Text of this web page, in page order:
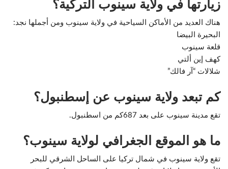
هناك العديد من الأماكن السياحية في ولاية سينوب ومن أجملها نجد:
البحيرة البيضا
قلعة سينوب
كهف إين ألتي
شلالات “آر فالك”
كم تبعد ولاية سينوب عن إسطنبول؟
تقع مدينة سينوب على بعد 687كم من اسطنبول.
ما هو الموقع الجغرافي لولاية سينوب؟
تقع ولاية سينوب في شمال تركيا على الساحل الشرقي للبحر